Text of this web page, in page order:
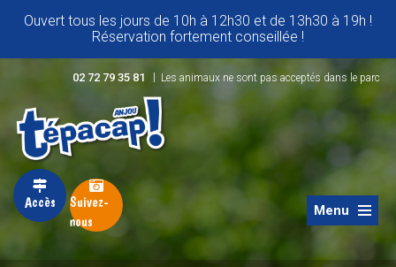
02 72 79 35 81 | Les animaux ne sont pas acceptés dans le parc
Accès
Suivez-
nous
Menu
Ouvert tous les jours de 10h à 12h30 et de 13h30 à 19h !
Réservation fortement conseillée !